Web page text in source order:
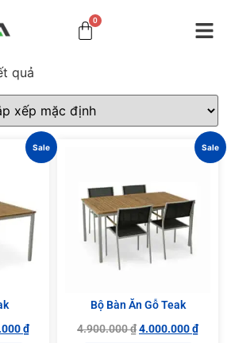
0
quả
Sale
₫
Sale
Bộ Bàn Ăn Gỗ Teak
4.900.000₫4.000.000₫